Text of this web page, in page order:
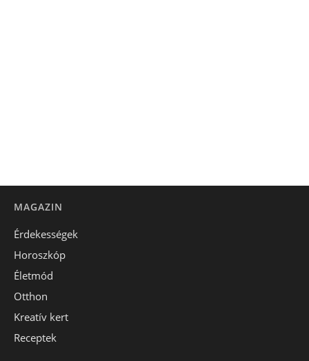
MAGAZIN
Érdekességek
Horoszkóp
Életmód
Otthon
Kreatív kert
Receptek